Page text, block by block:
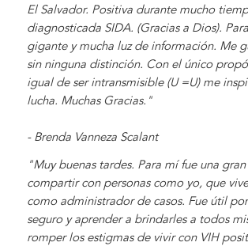
El Salvador. Positiva durante mucho
diagnosticada SIDA. (Gracias a Dios).
gigante y mucha luz de información. Me
sin ninguna distinción. Con el único
igual de ser intransmisible (U =U) me
lucha. Muchas Gracias."
- Brenda Vanneza Scalant
"Muy buenas tardes. Para mí fue una
compartir con personas como yo, que
como administrador de casos. Fue útil
seguro y aprender a brindarles a todos
romper los estigmas de vivir con VIH